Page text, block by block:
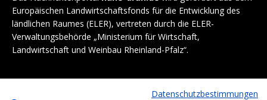
Europäischen Landwirtschaftsfonds für die Entwicklung des
ländlichen Raumes (ELER), vertreten durch die ELER-
Verwaltungsbehörde „Ministerium für Wirtschaft,
Landwirtschaft und Weinbau Rheinland-Pfalz“.
Datenschutzbestimmungen